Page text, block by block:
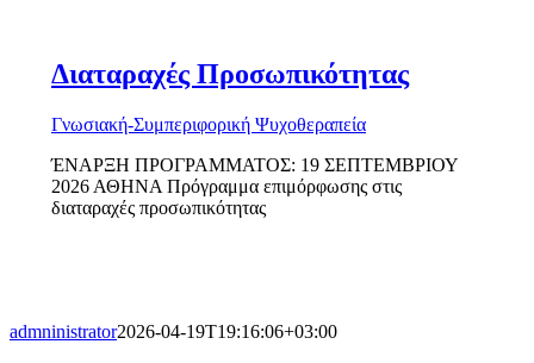
Διαταραχές Προσωπικότητας
Γνωσιακή-Συμπεριφορική Ψυχοθεραπεία
ΈΝΑΡΞΗ ΠΡΟΓΡΑΜΜΑΤΟΣ: 19 ΣΕΠΤΕΜΒΡΙΟΥ
2026 ΑΘΗΝΑ Πρόγραμμα επιμόρφωσης στις
διαταραχές προσωπικότητας
admninistrator2026-04-19T19:16:06+03:00